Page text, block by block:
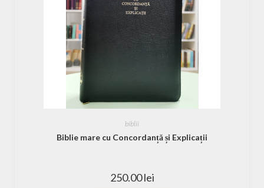
biblii
Biblie mare cu Concordanță și Explicații
250.00lei